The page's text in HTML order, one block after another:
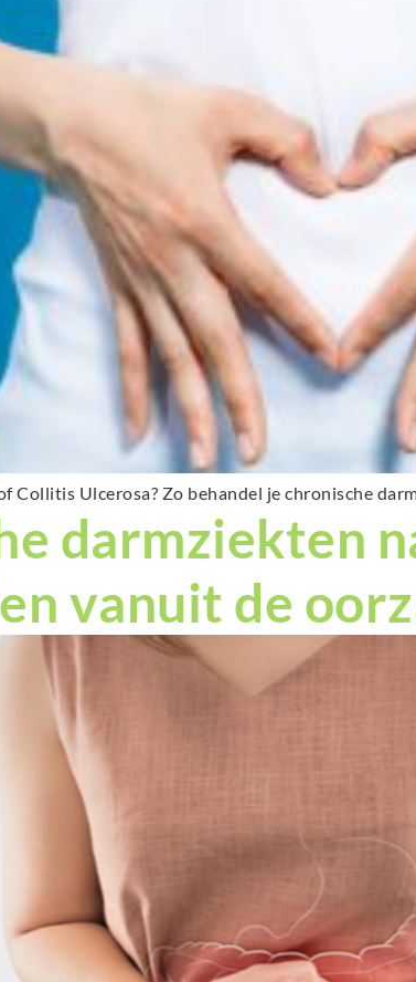
Collitis Ulcerosa? Zo behandel je chronische
darmziekten
vanuit de